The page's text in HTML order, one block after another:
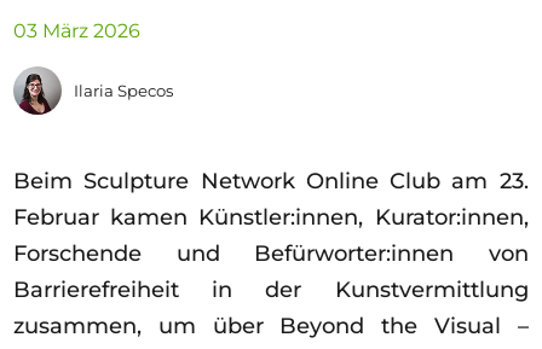
Mitglied werden
Über uns
Spenden
Partners
Help
03 März 2026
Ilaria Specos
Beim Sculpture Network Online Club am 23.
Februar kamen Künstler:innen, Kurator:innen,
Forschende und Befürworter:innen von
Barrierefreiheit in der Kunstvermittlung
zusammen, um über Beyond the Visual –